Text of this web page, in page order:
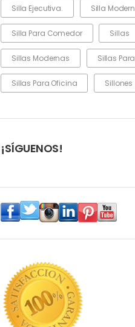
Silla Ejecutiva. Silla
Silla Para Comedor Sillas
Sillas Modernas Sillas
Sillas Para Oficina Sillones
¡SÍGUENOS!